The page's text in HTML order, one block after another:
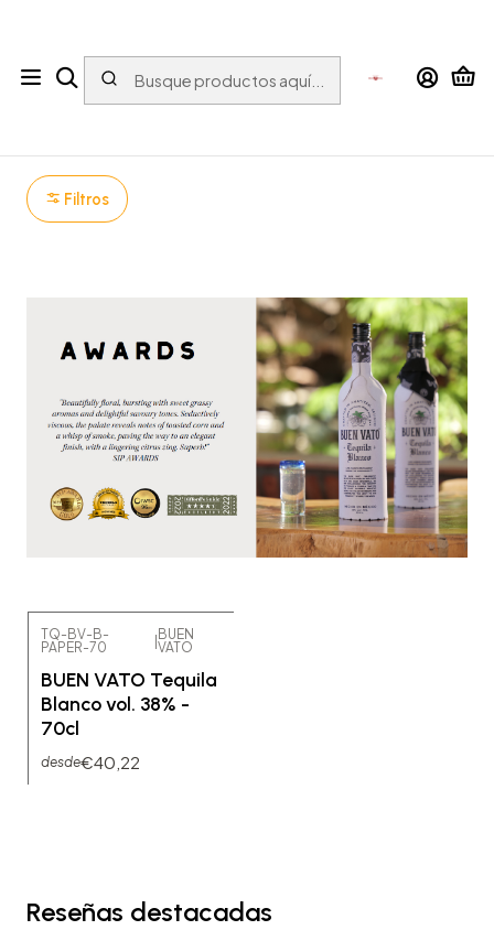
Inicio ESPIRITUOSOS Tequila BUEN VATO
Filtros
TQ-BV-B-
PAPER-70
BUEN
VATO
BUEN VATO Tequila
Blanco vol. 38% -
70cl
desde€40,22
Reseñas destacadas